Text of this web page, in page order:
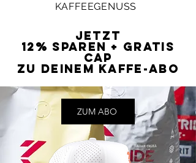
KAFFEEGENUSS
Jetzt
12% Sparen + Gratis
Cap
zu deinem KAFFE-ABO
ZUM ABO